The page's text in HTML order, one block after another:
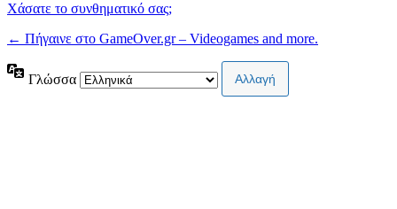
Χάσατε το συνθηματικό σας;
← Πήγαινε στο GameOver.gr – Videogames and more.
Γλώσσα